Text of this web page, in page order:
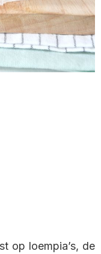
op loempia’s, de